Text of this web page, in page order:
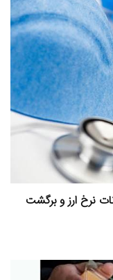
نرخ ارز و برگشت